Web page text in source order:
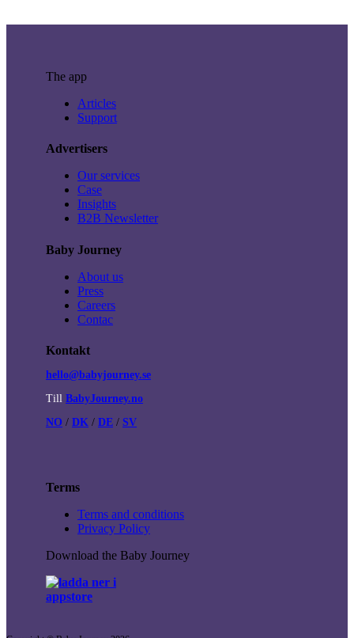
The app
Articles
Support
Advertisers
Our services
Case
Insights
B2B Newsletter
Baby Journey
About us
Press
Careers
Contac
Kontakt
hello@babyjourney.se
Till BabyJourney.no
NO / DK / DE / SV
Terms
Terms and conditions
Privacy Policy
Download the Baby Journey